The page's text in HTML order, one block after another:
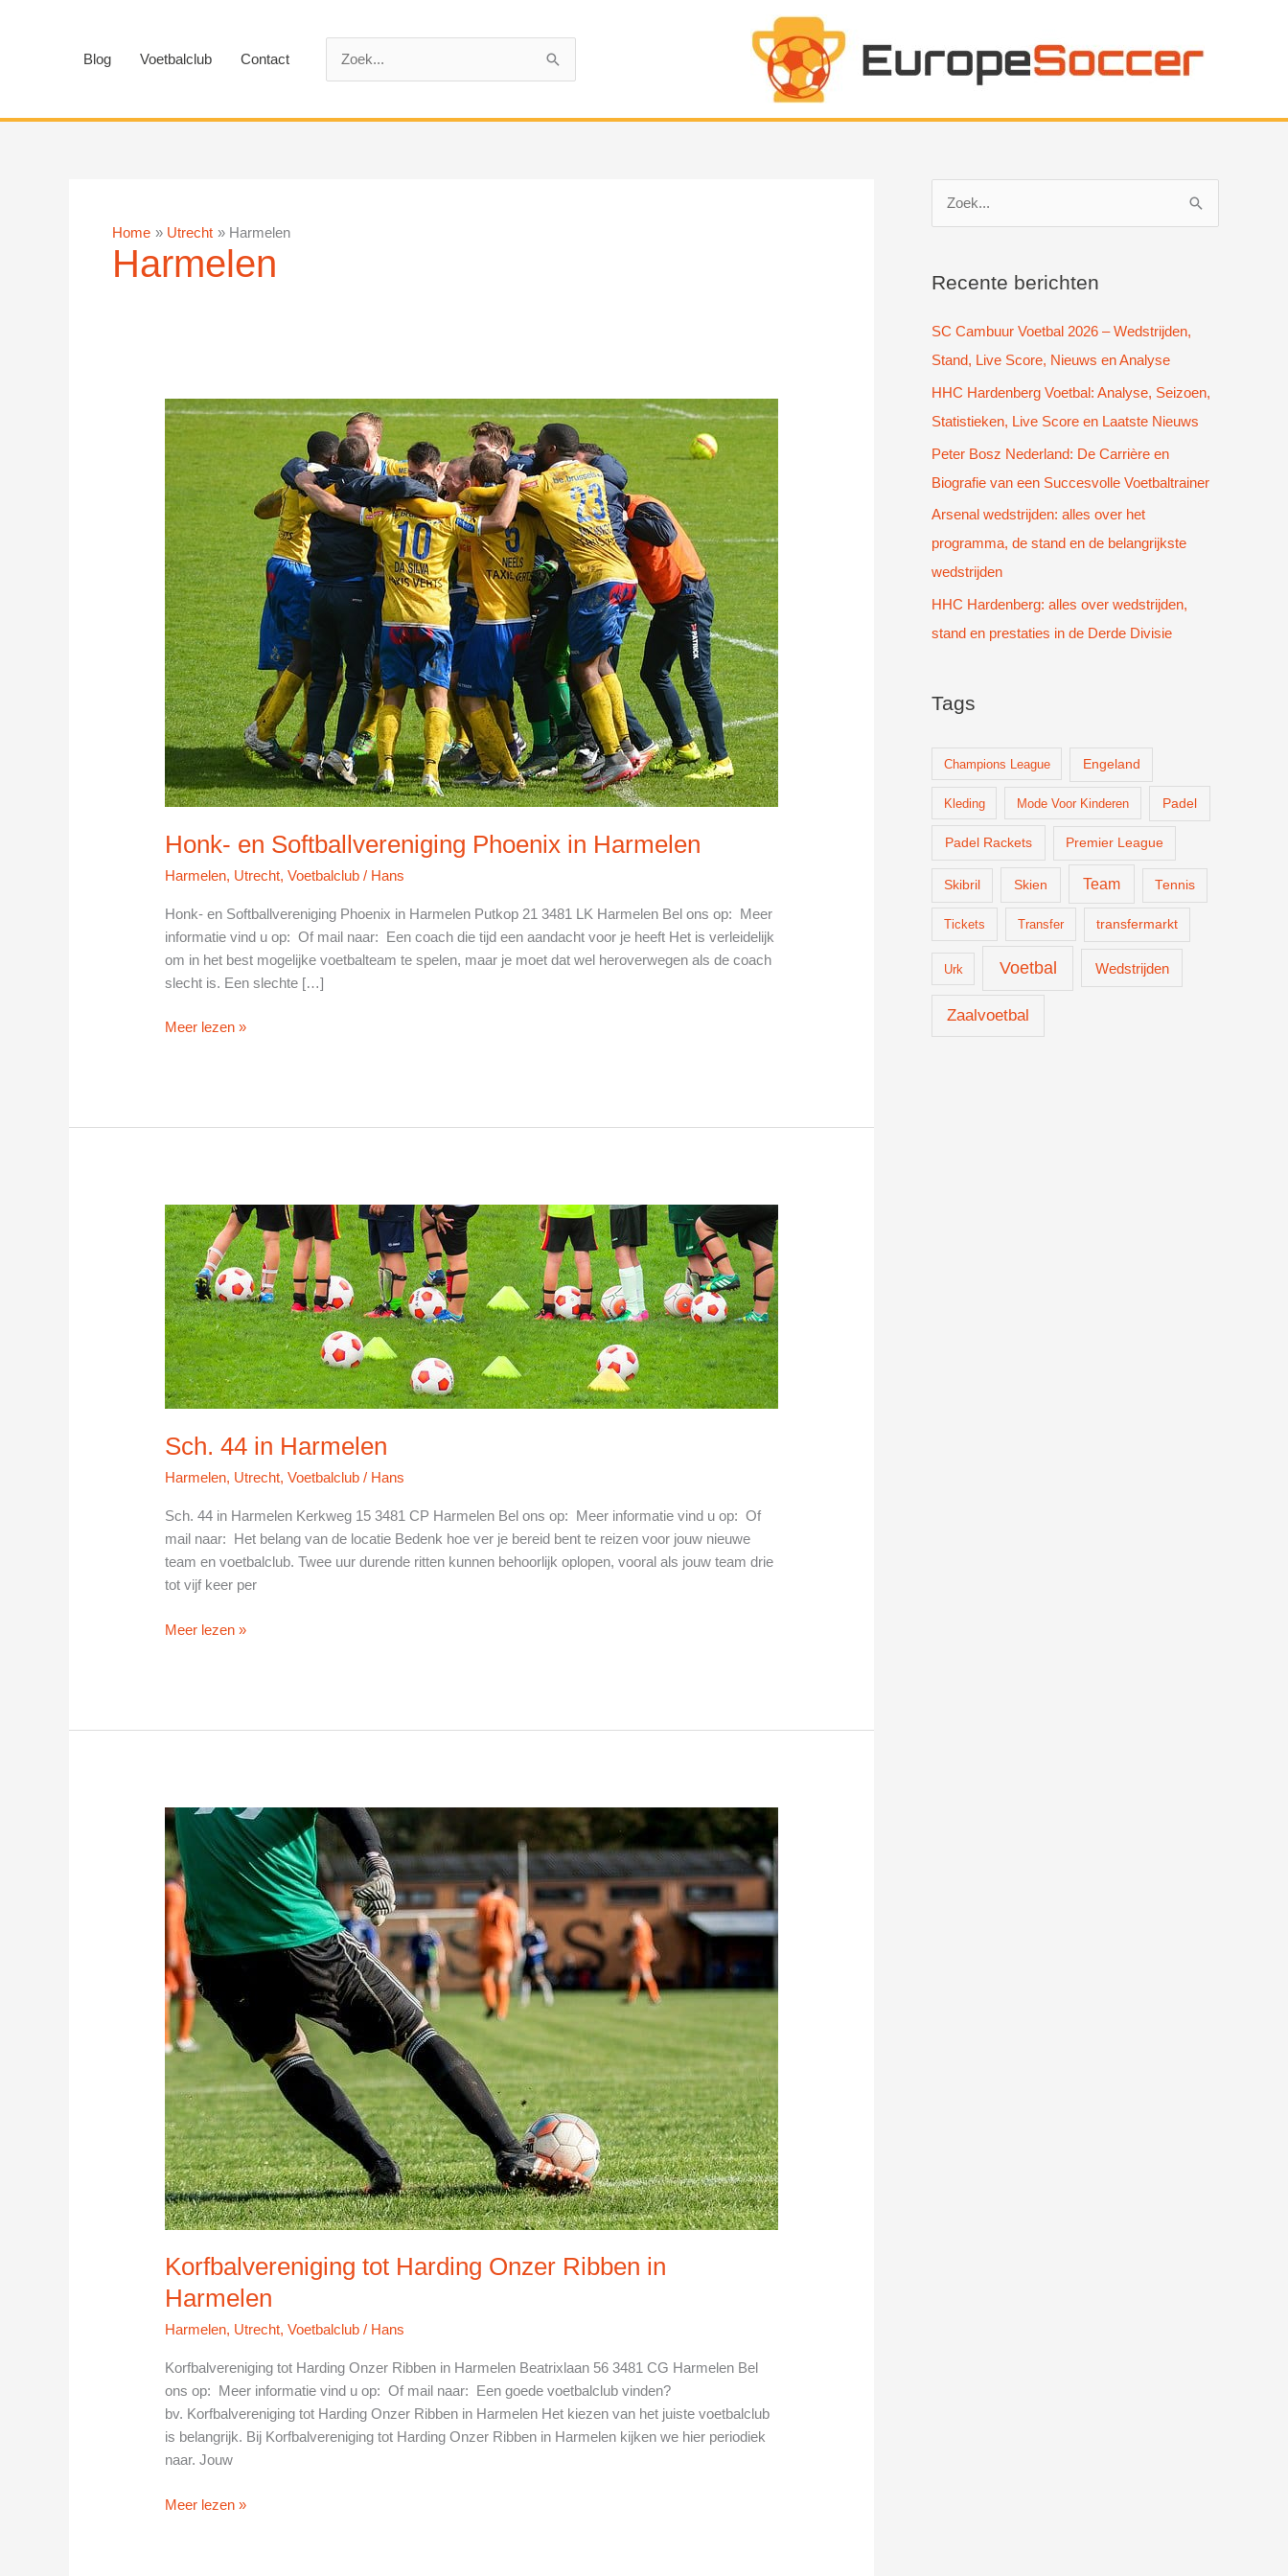
Blog Voetbalclub Contact
Home Utrecht Harmelen
Harmelen
Honk- en Softballvereniging Phoenix in Harmelen
Harmelen, Utrecht,Voetbalclub / Hans
Honk- en Softballvereniging Phoenix in Harmelen Putkop 21 3481 LK Harmelen Bel ons op: Meer
informatie vind u op: Of mail naar: Een coach die tijd een aandacht voor je heeft Het is verleidelijk
om in het best mogelijke voetbalteam te spelen, maar je moet dat wel heroverwegen als de coach
slecht is. Een slechte […]
Honk-
Meer lezen »
Sch. 44 in Harmelen
Harmelen, Utrecht,Voetbalclub / Hans
Sch. 44 in Harmelen Kerkweg 15 3481 CP Harmelen Bel ons op: Meer informatie vind u op: Of
mail naar: Het belang van de locatie Bedenk hoe ver je bereid bent te reizen voor jouw nieuwe
team en voetbalclub. Twee uur durende ritten kunnen behoorlijk oplopen, vooral als jouw team drie
tot vijf keer per
Sch.
Meer lezen »
Korfbalvereniging tot Harding Onzer Ribben in
Harmelen
Harmelen, Utrecht,Voetbalclub / Hans
Korfbalvereniging tot Harding Onzer Ribben in Harmelen Beatrixlaan 56 3481 CG Harmelen Bel
ons op: Meer informatie vind u op: Of mail naar: Een goede voetbalclub vinden?
bv. Korfbalvereniging tot Harding Onzer Ribben in Harmelen Het kiezen van het juiste voetbalclub
is belangrijk. Bij Korfbalvereniging tot Harding Onzer Ribben in Harmelen kijken we hier periodiek
naar. Jouw
Korfbalvereniging
Meer lezen »
k
a
a
r
:
Recente berichten
SC Cambuur Voetbal 2026 – Wedstrijden,
Stand, Live Score, Nieuws en Analyse
HHC Hardenberg Voetbal: Analyse, Seizoen,
Statistieken, Live Score en Laatste Nieuws
Peter Bosz Nederland: De Carrière en
Biografie van een Succesvolle Voetbaltrainer
Arsenal wedstrijden: alles over het
programma, de stand en de belangrijkste
wedstrijden
HHC Hardenberg: alles over wedstrijden,
stand en prestaties in de Derde Divisie
Tags
Champions League Engeland
Kleding Mode Voor Kinderen Padel
Padel Rackets Premier League
Skibril Skien Team Tennis
Tickets Transfer transfermarkt
Urk Voetbal Wedstrijden
Zaalvoetbal